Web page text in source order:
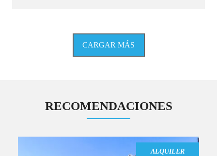
CARGAR MÁS
RECOMENDACIONES
ALQUILER